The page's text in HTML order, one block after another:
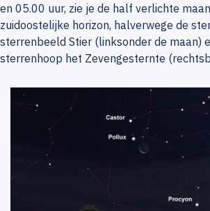
en 05.00 uur, zie je de half verlichte
zuidoostelijke horizon, halverwege de
sterrenbeeld Stier (linksonder de maan)
sterrenhoop het Zevengesternte